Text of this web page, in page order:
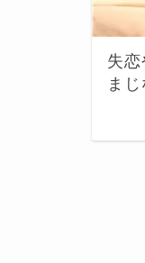
失
ま